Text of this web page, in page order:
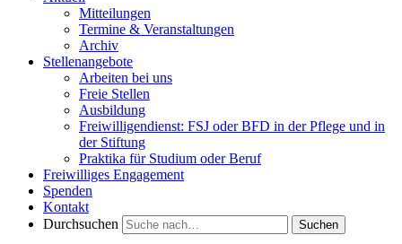
Mitteilungen
Termine & Veranstaltungen
Archiv
Stellenangebote
Arbeiten bei uns
Freie Stellen
Ausbildung
Freiwilligendienst: FSJ oder BFD in der Pflege und in
der Stiftung
Praktika für Studium oder Beruf
Freiwilliges Engagement
Spenden
Kontakt
Durchsuchen
Suchen